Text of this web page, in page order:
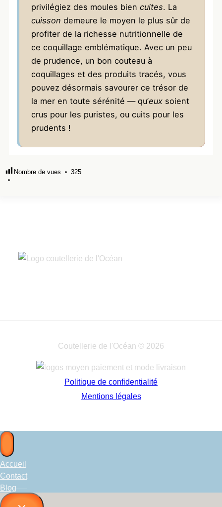
privilégiez des moules bien cuites. La
cuisson demeure le moyen le plus sûr de
profiter de la richesse nutritionnelle de
ce coquillage emblématique. Avec un peu
de prudence, un bon couteau à
coquillages et des produits tracés, vous
pouvez désormais savourer ce trésor de
la mer en toute sérénité — qu’eux soient
crus pour les puristes, ou cuits pour les
prudents !
Nombre de vues 325
Coutellerie de l'Océan © 2026
Politique de confidentialité
Mentions légales
Accueil
Contact
Blog